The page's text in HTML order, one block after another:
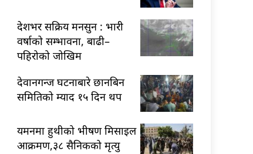
देशभर सक्रिय मनसुन : भारी
वर्षाको सम्भावना, बाढी–
पहिरोको जोखिम
देवानगन्ज घटनाबारे छानबिन
समितिको म्याद १५ दिन थप
यमनमा हुथीको भीषण मिसाइल
आक्रमण,३८ सैनिकको मृत्यु